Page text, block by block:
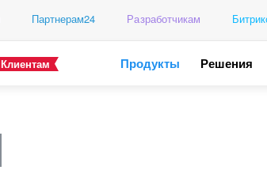
Партнерам24 Разработчикам
Клиентам Продукты Решения